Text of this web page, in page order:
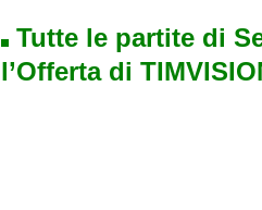
Tutte le partite di
l’Offerta di